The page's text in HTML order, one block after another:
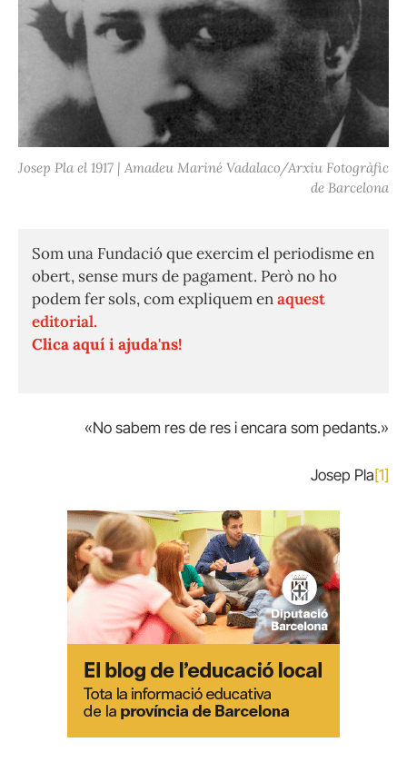
Josep Pla el 1917 | Amadeu Mariné Vadalaco/Arxiu Fotogràfic
de Barcelona
Som una Fundació que exercim el periodisme en
obert, sense murs de pagament. Però no ho
podem fer sols, com expliquem enaquest
editorial.
Clica aquí i ajuda'ns!
«No sabem res de res i encara som pedants.»
Josep Pla[1]